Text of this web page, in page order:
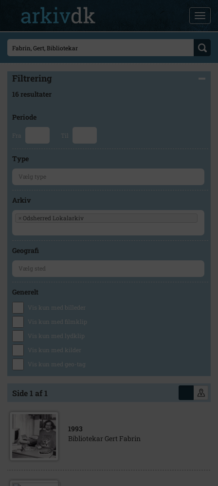
Filtrering
16 resultater
Periode
Fra Til
Type
Arkiv
× Odsherred Lokalarkiv
Geografi
Generelt
Vis kun med billeder
Vis kun med filmklip
Vis kun med lydklip
Vis kun med kilder
Vis kun med geo-tag
Side 1 af 1
1993
Bibliotekar Gert Fabrin